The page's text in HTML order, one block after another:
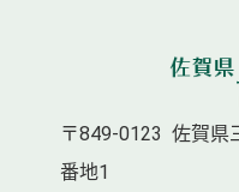
〒849-0123 佐賀県
番地1